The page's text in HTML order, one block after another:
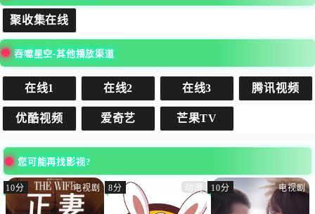
心。这是一切的开始，罗峰武者之路的起点，也拉开了他传
奇人生的序幕。 罗峰立志成为武者，前路却并不平坦，他首
先要面对的便是外部环境无形中对他施加的影响。罗峰家庭
条件不佳，生活拮据，父母无法给予他更多帮助，只能依靠
自己的努力。最终，在不断的艰苦磨砺下，罗峰不断发掘自
身潜能，得到了能力提升和自我价值的认可。不仅如此，罗
峰不仅扛起了供养家庭的重担，还为了守护人类家园、为了
人类更好的生存与发展，与其他正义的武者们一起，联手对
付凶恶怪兽。在末日绝境之下，罗峰与其他武者们能否击退
怪兽、成功守护人类世界？
聚收集在线
吞噬星空-其他播放渠道
在线1 在线2 在线3 腾讯视频
优酷视频 爱奇艺 芒果TV
您可能再找影视?
10分 电视剧 8分 动漫 10分 电视剧